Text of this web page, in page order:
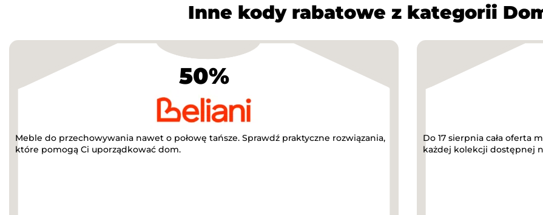
Inne kody rabatowe z kategorii
50%
Meble do przechowywania nawet o połowę tańsze. Sprawdź praktyczne rozwiązania,
które pomogą Ci uporządkować dom.
Do 17 sierpnia cała oferta
każdej kolekcji dostępnej